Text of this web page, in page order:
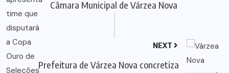
Câmara Municipal de Várzea Nova
NEXT
Prefeitura de Várzea Nova concretiza